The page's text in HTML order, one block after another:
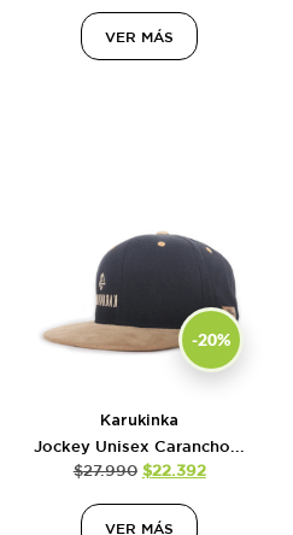
VER MÁS
-20%
Karukinka
Jockey Unisex Carancho...
$27.990 $22.392
VER MÁS